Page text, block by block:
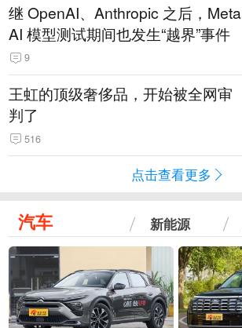
继 OpenAI、Anthropic 之后，Meta
AI 模型测试期间也发生“越界”事件
9
王虹的顶级奢侈品，开始被全网审
判了
516
点击查看更多
汽车 新能源